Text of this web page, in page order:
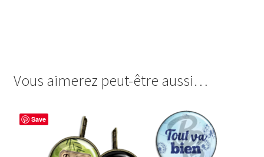
Vous aimerez peut-être aussi…
Save